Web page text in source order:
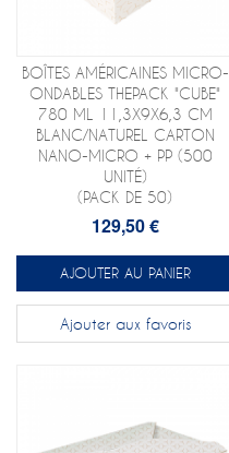
BOÎTES AMÉRICAINES MICRO-
ONDABLES THEPACK "CUBE"
780 ML 11,3X9X6,3 CM
BLANC/NATUREL CARTON
NANO-MICRO + PP (500
UNITÉ)
(PACK DE 50)
129,50 €
AJOUTER AU PANIER
Ajouter aux favoris